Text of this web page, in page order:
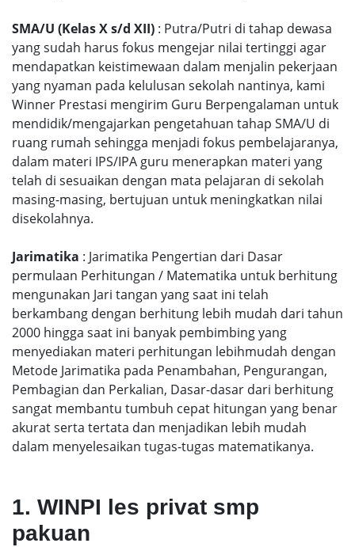
SMA/U (Kelas X s/d XII) : Putra/Putri di tahap dewasa
yang sudah harus fokus mengejar nilai tertinggi agar
mendapatkan keistimewaan dalam menjalin pekerjaan
yang nyaman pada kelulusan sekolah nantinya, kami
Winner Prestasi mengirim Guru Berpengalaman untuk
mendidik/mengajarkan pengetahuan tahap SMA/U di
ruang rumah sehingga menjadi fokus pembelajaranya,
dalam materi IPS/IPA guru menerapkan materi yang
telah di sesuaikan dengan mata pelajaran di sekolah
masing-masing, bertujuan untuk meningkatkan nilai
disekolahnya.
Jarimatika : Jarimatika Pengertian dari Dasar
permulaan Perhitungan / Matematika untuk berhitung
mengunakan Jari tangan yang saat ini telah
berkambang dengan berhitung lebih mudah dari tahun
2000 hingga saat ini banyak pembimbing yang
menyediakan materi perhitungan lebihmudah dengan
Metode Jarimatika pada Penambahan, Pengurangan,
Pembagian dan Perkalian, Dasar-dasar dari berhitung
sangat membantu tumbuh cepat hitungan yang benar
akurat serta tertata dan menjadikan lebih mudah
dalam menyelesaikan tugas-tugas matematikanya.
1. WINPI les privat smp
pakuan